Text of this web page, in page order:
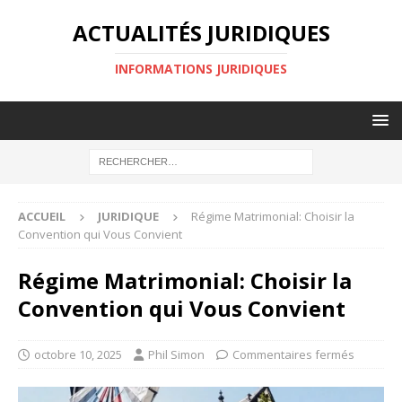
ACTUALITÉS JURIDIQUES
INFORMATIONS JURIDIQUES
ACCUEIL JURIDIQUE
Régime Matrimonial: Choisir la
Convention qui Vous Convient
Régime Matrimonial: Choisir la
Convention qui Vous Convient
octobre 10, 2025 Phil Simon Commentaires fermés